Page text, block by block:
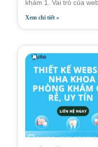
khám 1. Vai trò của
Xem chi tiết »